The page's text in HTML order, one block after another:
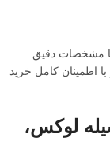
مشخصات دقیق
اطمینان کامل خرید
لوکس،